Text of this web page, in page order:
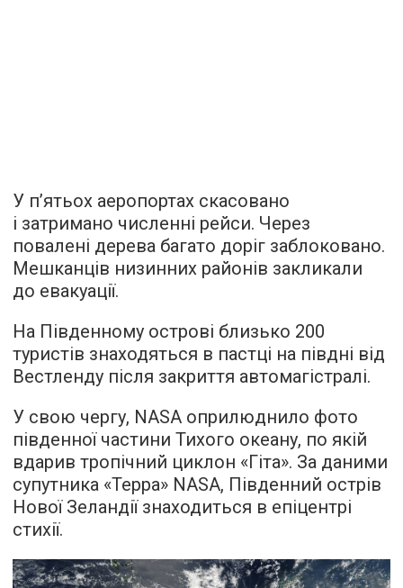
У п’ятьох аеропортах скасовано
і затримано численні рейси. Через
повалені дерева багато доріг заблоковано.
Мешканців низинних районів закликали
до евакуації.
На Південному острові близько 200
туристів знаходяться в пастці на півдні від
Вестленду після закриття автомагістралі.
У свою чергу, NASA оприлюднило фото
південної частини Тихого океану, по якій
вдарив тропічний циклон «Гіта». За даними
супутника «Терра» NASA, Південний острів
Нової Зеландії знаходиться в епіцентрі
стихії.